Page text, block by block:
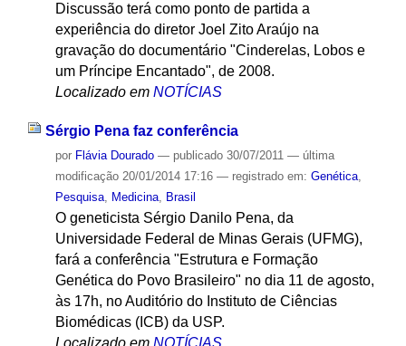
Discussão terá como ponto de partida a
experiência do diretor Joel Zito Araújo na
gravação do documentário "Cinderelas, Lobos e
um Príncipe Encantado", de 2008.
Localizado em NOTÍCIAS
Sérgio Pena faz conferência
por Flávia Dourado — publicado30/07/2011 — última
modificação20/01/2014 17:16 — registrado em: Genética,
Pesquisa, Medicina, Brasil
O geneticista Sérgio Danilo Pena, da
Universidade Federal de Minas Gerais (UFMG),
fará a conferência "Estrutura e Formação
Genética do Povo Brasileiro" no dia 11 de agosto,
às 17h, no Auditório do Instituto de Ciências
Biomédicas (ICB) da USP.
Localizado em NOTÍCIAS